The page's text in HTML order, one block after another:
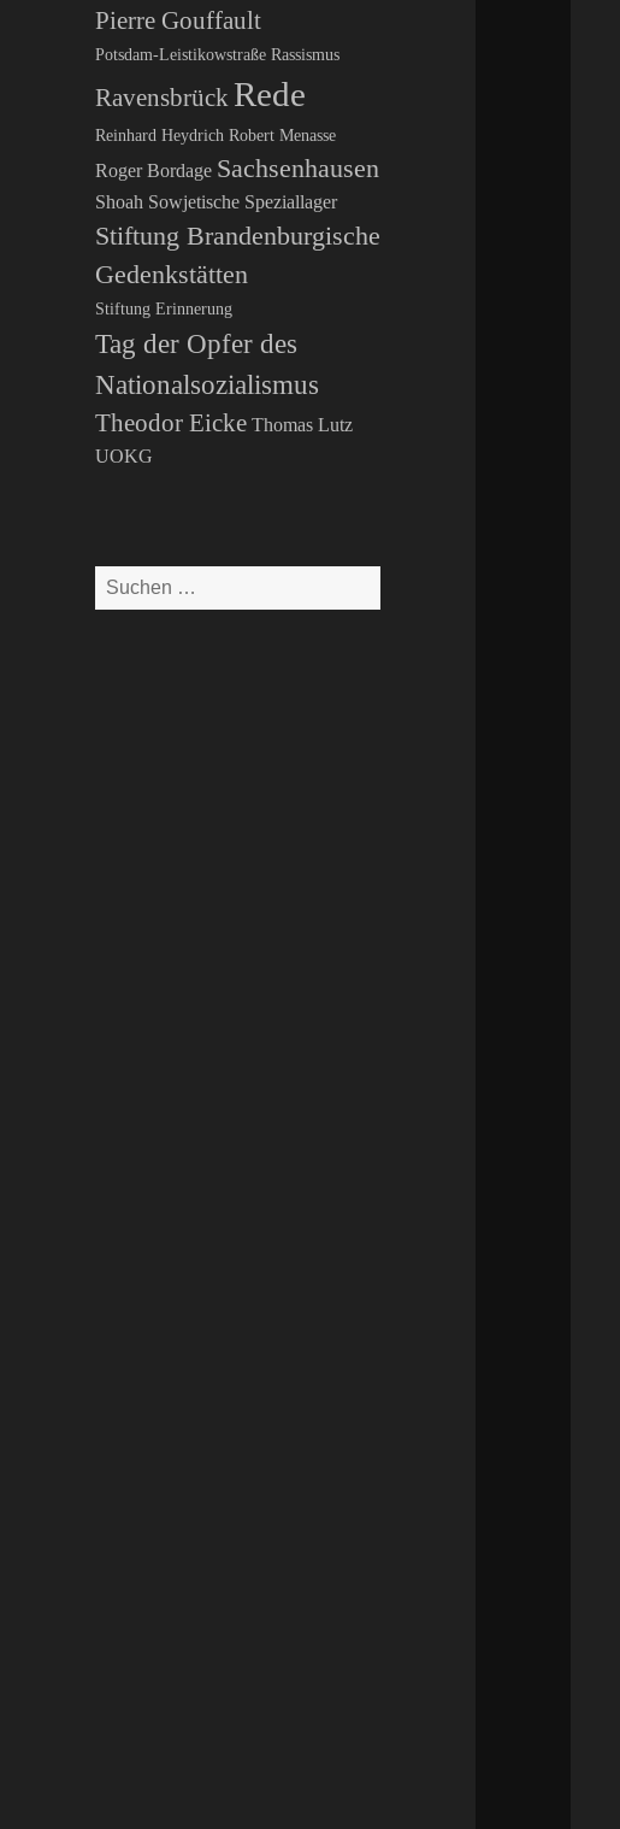
Pierre Gouffault
Potsdam-Leistikowstraße Rassismus
Ravensbrück Rede
Reinhard Heydrich Robert Menasse
Roger Bordage Sachsenhausen
Shoah Sowjetische Speziallager
Stiftung Brandenburgische
Gedenkstätten
Stiftung Erinnerung
Tag der Opfer des
Nationalsozialismus
Theodor Eicke Thomas Lutz
UOKG
Suchen
nach: